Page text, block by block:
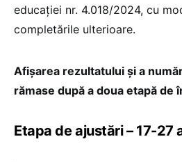
educației nr. 4.018/2024, cu
completările ulterioare.
Afișarea rezultatului și a
rămase după a doua etapă de
Etapa de ajustări – 17-27